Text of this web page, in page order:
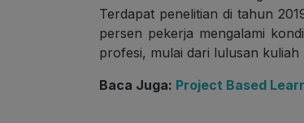
Terdapat penelitian di tahun
persen pekerja mengalami
profesi, mulai dari lulusan kuliah
Baca Juga: Project Based